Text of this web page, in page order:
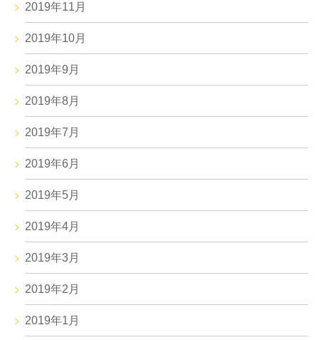
2019年11月
2019年10月
2019年9月
2019年8月
2019年7月
2019年6月
2019年5月
2019年4月
2019年3月
2019年2月
2019年1月